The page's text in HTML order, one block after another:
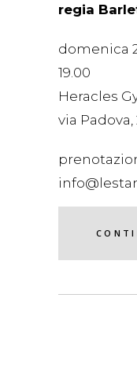
regia
domenica
19.00
Heracles
via Padova,